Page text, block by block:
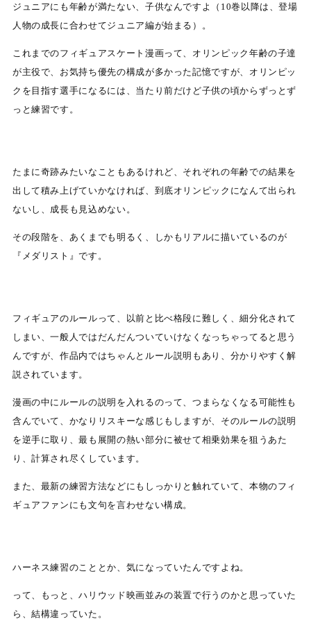
ジュニアにも年齢が満たない、子供なんですよ（10巻以降は、登場
人物の成長に合わせてジュニア編が始まる）。
これまでのフィギュアスケート漫画って、オリンピック年齢の子達
が主役で、お気持ち優先の構成が多かった記憶ですが、オリンピッ
クを目指す選手になるには、当たり前だけど子供の頃からずっとず
っと練習です。
たまに奇跡みたいなこともあるけれど、それぞれの年齢での結果を
出して積み上げていかなければ、到底オリンピックになんて出られ
ないし、成長も見込めない。
その段階を、あくまでも明るく、しかもリアルに描いているのが
『メダリスト』です。
フィギュアのルールって、以前と比べ格段に難しく、細分化されて
しまい、一般人ではだんだんついていけなくなっちゃってると思う
んですが、作品内ではちゃんとルール説明もあり、分かりやすく解
説されています。
漫画の中にルールの説明を入れるのって、つまらなくなる可能性も
含んでいて、かなりリスキーな感じもしますが、そのルールの説明
を逆手に取り、最も展開の熱い部分に被せて相乗効果を狙うあた
り、計算され尽くしています。
また、最新の練習方法などにもしっかりと触れていて、本物のフィ
ギュアファンにも文句を言わせない構成。
ハーネス練習のこととか、気になっていたんですよね。
って、もっと、ハリウッド映画並みの装置で行うのかと思っていた
ら、結構違っていた。